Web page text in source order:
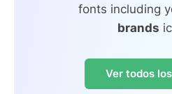
fonts including
brands
Ver todos